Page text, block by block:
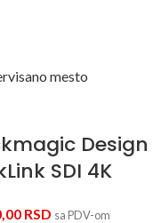
Design
SDI 4K
RSD sa PDV-om